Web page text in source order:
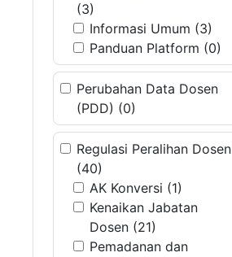
(3)
Informasi Umum (3)
Panduan Platform (0)
Perubahan Data Dosen
(PDD) (0)
Regulasi Peralihan Dosen
(40)
AK Konversi (1)
Kenaikan Jabatan
Dosen (21)
Pemadanan dan